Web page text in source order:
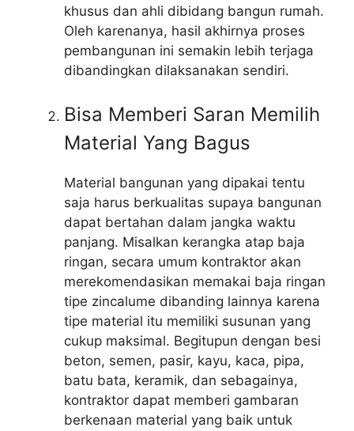
khusus dan ahli dibidang bangun rumah.
Oleh karenanya, hasil akhirnya proses
pembangunan ini semakin lebih terjaga
dibandingkan dilaksanakan sendiri.
Bisa Memberi Saran Memilih
Material Yang Bagus
Material bangunan yang dipakai tentu
saja harus berkualitas supaya bangunan
dapat bertahan dalam jangka waktu
panjang. Misalkan kerangka atap baja
ringan, secara umum kontraktor akan
merekomendasikan memakai baja ringan
tipe zincalume dibanding lainnya karena
tipe material itu memiliki susunan yang
cukup maksimal. Begitupun dengan besi
beton, semen, pasir, kayu, kaca, pipa,
batu bata, keramik, dan sebagainya,
kontraktor dapat memberi gambaran
berkenaan material yang baik untuk